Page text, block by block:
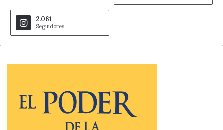
2.061
Seguidores